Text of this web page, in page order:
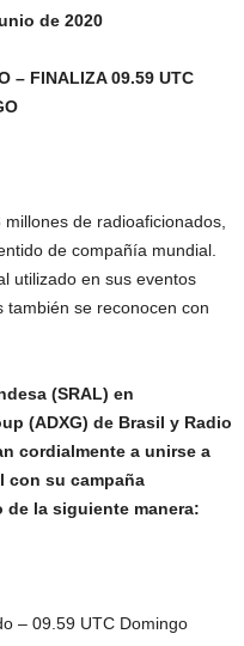
de 2020
– FINALIZA 09.59 UTC
de radioaficionados,
de compañía mundial.
utilizado en sus eventos
también se reconocen con
(SRAL) en
(ADXG) de Brasil y Radio
cordialmente a unirse a
con su campaña
de la siguiente manera:
– 09.59 UTC Domingo